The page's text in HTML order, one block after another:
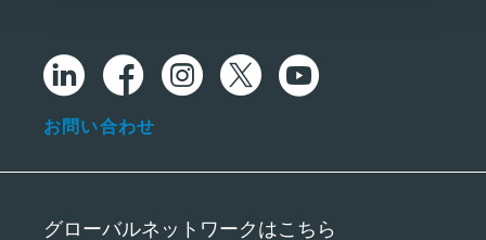
お問い合わせ
グローバルネットワークはこちら